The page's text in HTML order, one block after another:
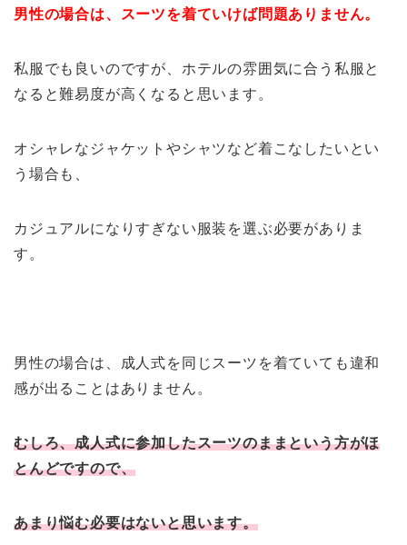
男性の場合は、スーツを着ていけば問題ありません。
私服でも良いのですが、ホテルの雰囲気に合う私服と
なると難易度が高くなると思います。
オシャレなジャケットやシャツなど着こなしたいとい
う場合も、
カジュアルになりすぎない服装を選ぶ必要がありま
す。
男性の場合は、成人式を同じスーツを着ていても違和
感が出ることはありません。
むしろ、成人式に参加したスーツのままという方がほ
とんどですので、
あまり悩む必要はないと思います。